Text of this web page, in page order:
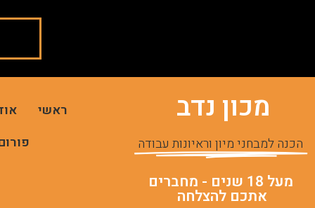
מכון נדב
הכנה למבחני מיון וראיונות עבודה
מעל 18 שנים - מחברים
אתכם להצלחה
ראשי